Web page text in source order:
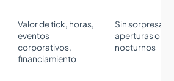
Valor de tick, horas,
eventos
corporativos,
financiamiento
Sin sorpresas
aperturas o
nocturnos